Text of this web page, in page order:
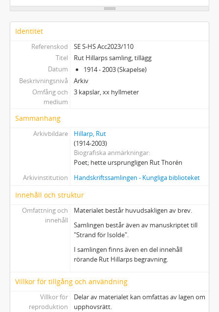
Identitet
Referenskod
SE S-HS Acc2023/110
Titel
Rut Hillarps samling, tillägg
Datum
1914 - 2003 (Skapelse)
Beskrivningsnivå
Arkiv
Omfång och
medium
3 kapslar, xx hyllmeter
Sammanhang
Arkivbildare
Hillarp, Rut
(1914-2003)
Biografiska anmärkningar
Poet; hette ursprungligen Rut Thorén
Arkivinstitution
Handskriftssamlingen - Kungliga biblioteket
Innehåll och struktur
Omfattning och
innehåll
Materialet består huvudsakligen av brev.
Samlingen består även av manuskriptet till
"Strand för Isolde".
I samlingen finns även en del innehåll
rörande Rut Hillarps begravning.
Villkor för tillgång och användning
Villkor för
reproduktion
Delar av materialet kan omfattas av lagen om
upphovsrätt.